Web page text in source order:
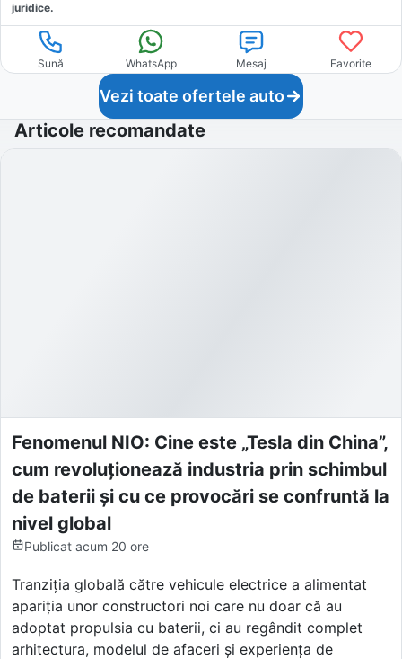
juridice.
Sună WhatsApp Mesaj Favorite
Vezi toate ofertele auto
Articole recomandate
Fenomenul NIO: Cine este „Tesla din China”,
cum revoluționează industria prin schimbul
de baterii și cu ce provocări se confruntă la
nivel global
Publicat acum 20 ore
Tranziția globală către vehicule electrice a alimentat
apariția unor constructori noi care nu doar că au
adoptat propulsia cu baterii, ci au regândit complet
arhitectura, modelul de afaceri și experiența de